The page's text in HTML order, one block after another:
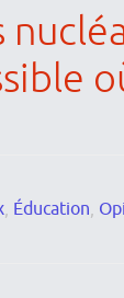
, Éducation,